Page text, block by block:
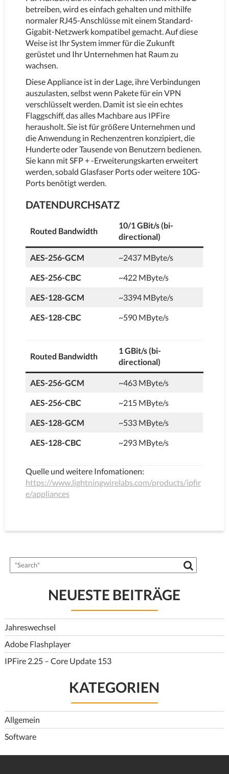
betreiben, wird es einfach gehalten und mithilfe
normaler RJ45-Anschlüsse mit einem Standard-
Gigabit-Netzwerk kompatibel gemacht. Auf diese
Weise ist Ihr System immer für die Zukunft
gerüstet und Ihr Unternehmen hat Raum zu
wachsen.
Diese Appliance ist in der Lage, ihre Verbindungen
auszulasten, selbst wenn Pakete für ein VPN
verschlüsselt werden. Damit ist sie ein echtes
Flaggschiff, das alles Machbare aus IPFire
herausholt. Sie ist für größere Unternehmen und
die Anwendung in Rechenzentren konzipiert, die
Hunderte oder Tausende von Benutzern bedienen.
Sie kann mit SFP + -Erweiterungskarten erweitert
werden, sobald Glasfaser Ports oder weitere 10G-
Ports benötigt werden.
DATENDURCHSATZ
Routed Bandwidth
10/1 GBit/s (bi-
directional)
AES-256-GCM ~2437 MByte/s
AES-256-CBC ~422 MByte/s
AES-128-GCM ~3394 MByte/s
AES-128-CBC ~590 MByte/s
Routed Bandwidth
1 GBit/s (bi-
directional)
AES-256-GCM ~463 MByte/s
AES-256-CBC ~215 MByte/s
AES-128-GCM ~533 MByte/s
AES-128-CBC ~293 MByte/s
Quelle und weitere Infomationen:
https://www.lightningwirelabs.com/products/ipfir
e/appliances
NEUESTE BEITRÄGE
Jahreswechsel
Adobe Flashplayer
IPFire 2.25 – Core Update 153
KATEGORIEN
Allgemein
Software